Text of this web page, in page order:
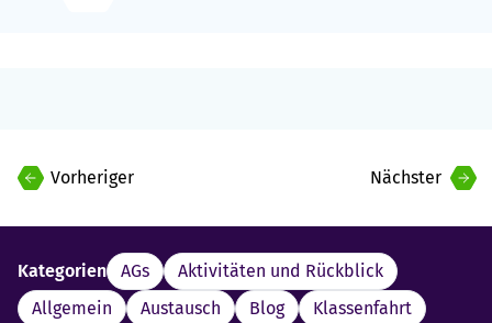
Beitragsnavigation
Vorheriger Nächster
Kategorien AGs
Aktivitäten und Rückblick
Allgemein
Austausch Blog
Klassenfahrt